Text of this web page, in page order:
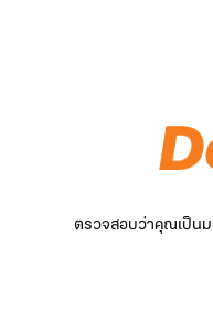
ตรวจสอบว่าคุณเป็นม